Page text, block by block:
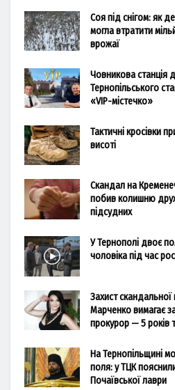
Соя під снігом: як
могла втратити
врожаї
Човникова станція
Тернопільського
«VIP-містечко»
Тактичні кросівки
висоті
Скандал на
побив колишню
підсудних
У Тернополі двоє
чоловіка під час
Захист
Марченко вимагає
прокурор — 5 років
На Тернопільщині
поля: у ТЦК
Почаївської лаври